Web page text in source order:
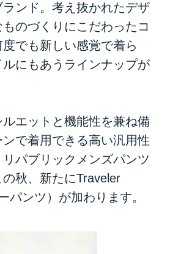
ランド。考え抜かれたデザ
のづくりにこだわったコ
でも新しい感覚で着ら
にもあうラインナップが
エットと機能性を兼ね備
で着用できる高い汎用性
パブリックメンズパンツ
秋、新たにTraveler
パンツ）が加わります。